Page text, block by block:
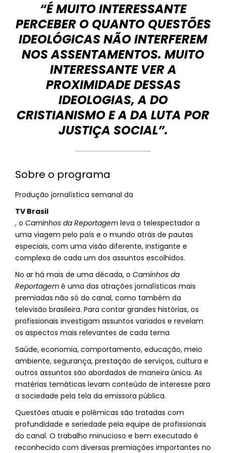
“É MUITO INTERESSANTE
PERCEBER O QUANTO QUESTÕES
IDEOLÓGICAS NÃO INTERFEREM
NOS ASSENTAMENTOS. MUITO
INTERESSANTE VER A
PROXIMIDADE DESSAS
IDEOLOGIAS, A DO
CRISTIANISMO E A DA LUTA POR
JUSTIÇA SOCIAL”.
Sobre o programa
Produção jornalística semanal da
TV Brasil
, o Caminhos da Reportagem leva o telespectador a
uma viagem pelo país e o mundo atrás de pautas
especiais, com uma visão diferente, instigante e
complexa de cada um dos assuntos escolhidos.
No ar há mais de uma década, o Caminhos da
Reportagem é uma das atrações jornalísticas mais
premiadas não só do canal, como também da
televisão brasileira. Para contar grandes histórias, os
profissionais investigam assuntos variados e revelam
os aspectos mais relevantes de cada tema
Saúde, economia, comportamento, educação, meio
ambiente, segurança, prestação de serviços, cultura e
outros assuntos são abordados de maneira única. As
matérias temáticas levam conteúdo de interesse para
a sociedade pela tela da emissora pública.
Questões atuais e polêmicas são tratadas com
profundidade e seriedade pela equipe de profissionais
do canal. O trabalho minucioso e bem executado é
reconhecido com diversas premiações importantes no